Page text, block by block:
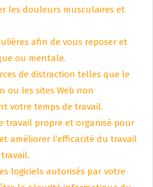
les douleurs musculaires et
afin de vous reposer et
ou mentale.
de distraction telles que le
ou les sites Web non
votre temps de travail.
travail propre et organisé pour
améliorer l’efficacité du travail
logiciels autorisés par votre